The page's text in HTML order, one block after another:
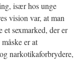
især hos unge
vision var, at man
et sexmarked, der er
er at
narkotikaforbrydere,